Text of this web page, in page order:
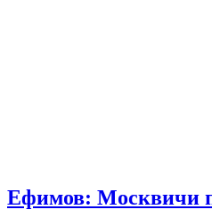
Ефимов: Москвичи